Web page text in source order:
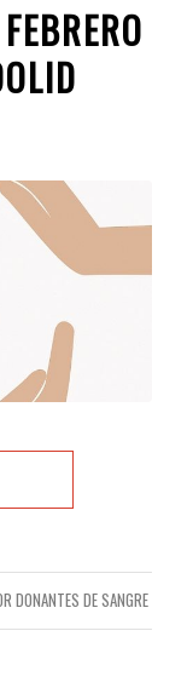
DONANTES DE SANGRE